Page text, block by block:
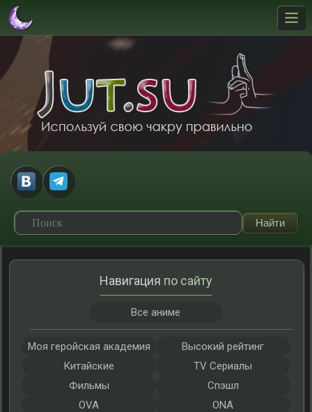
Навигация по сайту
Все аниме
Моя геройская академия
Высокий рейтинг
Китайские
TV Сериалы
Фильмы
Спэшл
OVA
ONA